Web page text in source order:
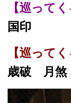
【巡ってく
国印
【巡ってく
歳破 月